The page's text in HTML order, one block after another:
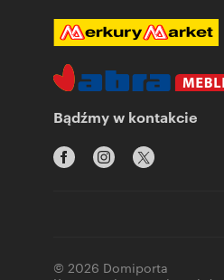
Bądźmy w kontakcie
© 2026 Domiporta